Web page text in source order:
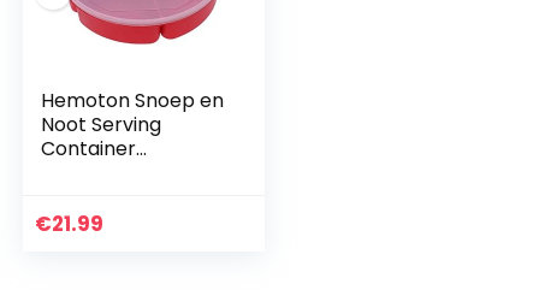
Hemoton Snoep en
Noot Serving
Container
Compartiment
€21.99